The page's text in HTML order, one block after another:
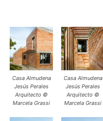
Casa Almudena
Jesús Perales
Arquitecto ©
Marcela Grassi
Casa Almudena
Jesús Perales
Arquitecto ©
Marcela Grassi